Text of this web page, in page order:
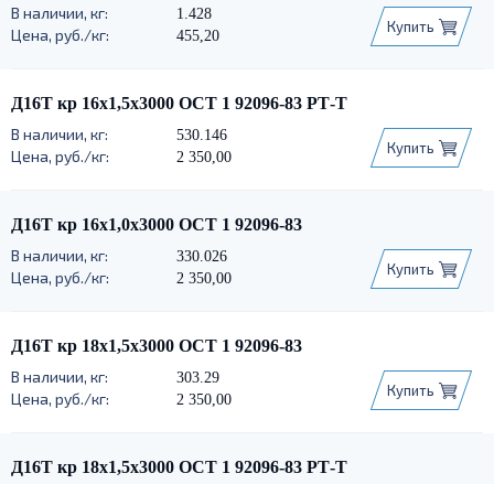
1.428
455,20
Купить
Д16Т кр 16х1,5х3000 ОСТ 1 92096-83 РТ-Т
530.146
2 350,00
Купить
Д16Т кр 16х1,0х3000 ОСТ 1 92096-83
330.026
2 350,00
Купить
Д16Т кр 18х1,5х3000 ОСТ 1 92096-83
303.29
2 350,00
Купить
Д16Т кр 18х1,5х3000 ОСТ 1 92096-83 РТ-Т